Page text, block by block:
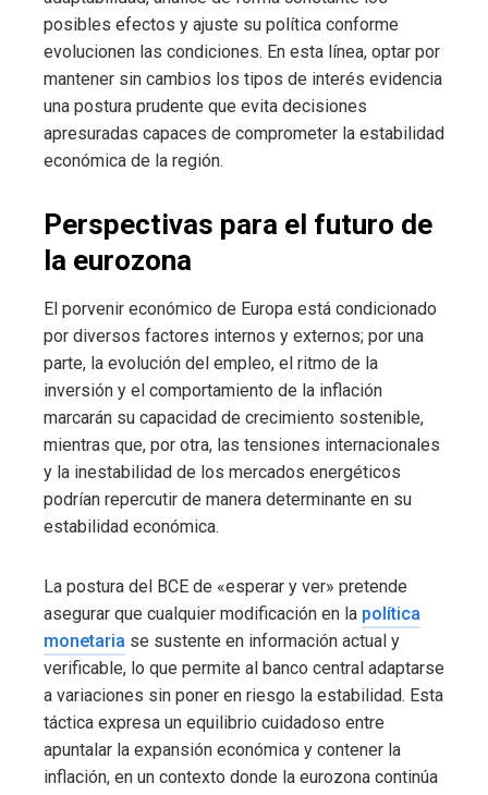
posibles efectos y ajuste su política conforme
evolucionen las condiciones. En esta línea, optar por
mantener sin cambios los tipos de interés evidencia
una postura prudente que evita decisiones
apresuradas capaces de comprometer la estabilidad
económica de la región.
Perspectivas para el futuro de
la eurozona
El porvenir económico de Europa está condicionado
por diversos factores internos y externos; por una
parte, la evolución del empleo, el ritmo de la
inversión y el comportamiento de la inflación
marcarán su capacidad de crecimiento sostenible,
mientras que, por otra, las tensiones internacionales
y la inestabilidad de los mercados energéticos
podrían repercutir de manera determinante en su
estabilidad económica.
La postura del BCE de «esperar y ver» pretende
asegurar que cualquier modificación en la política
monetaria se sustente en información actual y
verificable, lo que permite al banco central adaptarse
a variaciones sin poner en riesgo la estabilidad. Esta
táctica expresa un equilibrio cuidadoso entre
apuntalar la expansión económica y contener la
inflación, en un contexto donde la eurozona continúa